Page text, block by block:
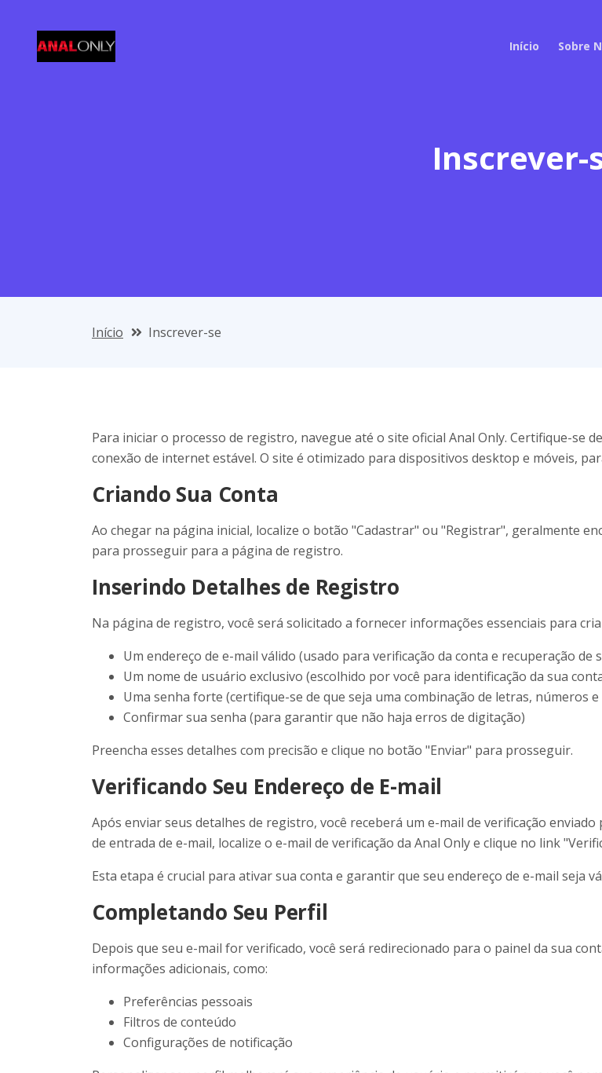
Início Sobre
Inscrever-
Início Inscrever-se
Para iniciar o processo de registro, navegue até o site oficial Anal Only. Certifique-se
conexão de internet estável. O site é otimizado para dispositivos desktop e móveis,
Criando Sua Conta
Ao chegar na página inicial, localize o botão "Cadastrar" ou "Registrar", geralmente
para prosseguir para a página de registro.
Inserindo Detalhes de Registro
Na página de registro, você será solicitado a fornecer informações essenciais para
Um endereço de e-mail válido (usado para verificação da conta e recuperação de
Um nome de usuário exclusivo (escolhido por você para identificação da sua
Uma senha forte (certifique-se de que seja uma combinação de letras, números
Confirmar sua senha (para garantir que não haja erros de digitação)
Preencha esses detalhes com precisão e clique no botão "Enviar" para prosseguir.
Verificando Seu Endereço de E-mail
Após enviar seus detalhes de registro, você receberá um e-mail de verificação
de entrada de e-mail, localize o e-mail de verificação da Anal Only e clique no link
Esta etapa é crucial para ativar sua conta e garantir que seu endereço de e-mail seja
Completando Seu Perfil
Depois que seu e-mail for verificado, você será redirecionado para o painel da sua
informações adicionais, como:
Preferências pessoais
Filtros de conteúdo
Configurações de notificação